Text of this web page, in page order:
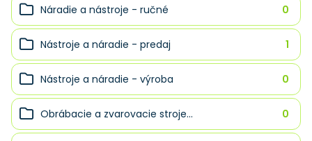
Náradie a nástroje - ručné 0
Nástroje a náradie - predaj 1
Nástroje a náradie - výroba 0
Obrábacie a zvarovacie stroje... 0